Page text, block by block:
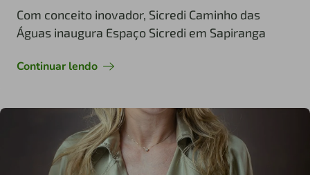
Com conceito inovador, Sicredi Caminho das
Águas inaugura Espaço Sicredi em Sapiranga
Continuar lendo